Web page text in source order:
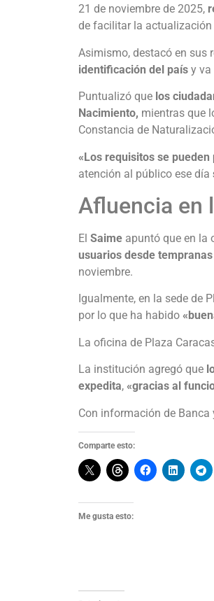
21 de noviembre de 2025,
de facilitar la
Asimismo, destacó en sus
identificación del país y va
Puntualizó que los
Nacimiento, mientras que
Constancia de
«Los requisitos se
atención al público ese día
Afluencia en
El Saime apuntó que en la
usuarios desde
noviembre.
Igualmente, en la sede de
por lo que ha habido
La oficina de Plaza
La institución agregó que
expedita, «gracias al
Con información de Banca
Comparte esto:
Me gusta esto: